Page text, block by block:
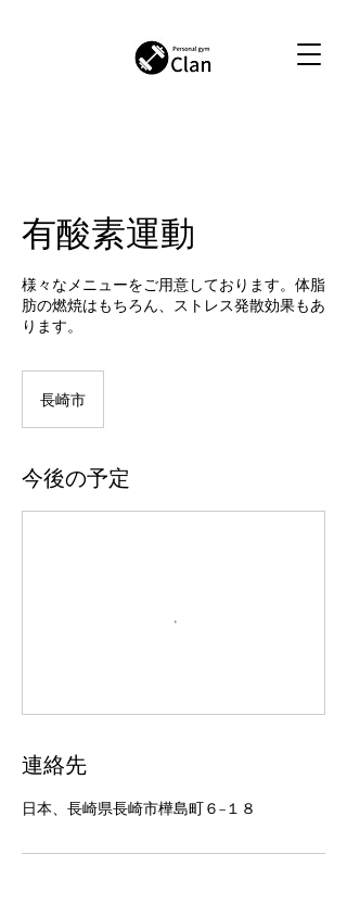
有酸素運動
様々なメニューをご用意しております。体脂
肪の燃焼はもちろん、ストレス発散効果もあ
ります。
長崎市
今後の予定
連絡先
日本、長崎県長崎市樺島町６−１８